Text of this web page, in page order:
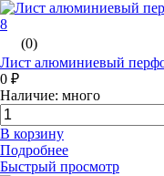
(0)
Лист алюминиевый
0 ₽
Наличие: много
В корзину
Подробнее
Быстрый просмотр